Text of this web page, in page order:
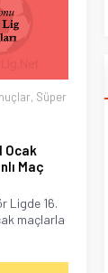
, Süper
Ocak
Maç
Ligde 16.
maçlarla